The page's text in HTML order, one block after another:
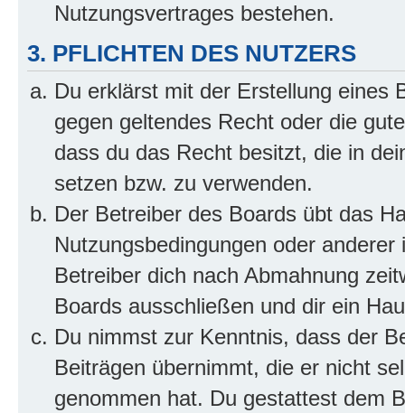
Nutzungsvertrages bestehen.
3. PFLICHTEN DES NUTZERS
Du erklärst mit der Erstellung eines
gegen geltendes Recht oder die
dass du das Recht besitzt, die in
setzen bzw. zu verwenden.
Der Betreiber des Boards übt das
Nutzungsbedingungen oder
Betreiber dich nach Abmahnung
Boards ausschließen und dir ein
Du nimmst zur Kenntnis, dass der
Beiträgen übernimmt, die er nicht
genommen hat. Du gestattest dem